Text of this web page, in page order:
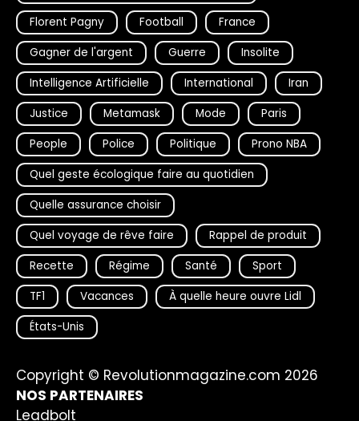
Florent Pagny
Football
France
Gagner de l'argent
Guerre
Insolite
Intelligence Artificielle
International
Iran
Justice
Metamask Mode
Paris
People
Police Politique
Prono NBA
Quel geste écologique faire au quotidien
Quelle assurance choisir
Quel voyage de rêve faire
Rappel de produit
Recette
Régime Santé
Sport
TF1
Vacances
À quelle heure ouvre Lidl
États-Unis
Copyright © Revolutionmagazine.com 2026
NOS PARTENAIRES
Leadbolt